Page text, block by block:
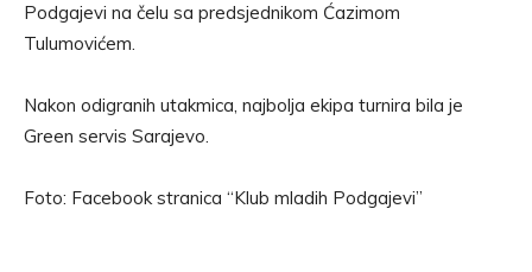
Podgajevi na čelu sa predsjednikom Ćazimom
Tulumovićem.
Nakon odigranih utakmica, najbolja ekipa turnira bila je
Green servis Sarajevo.
Foto: Facebook stranica “Klub mladih Podgajevi”